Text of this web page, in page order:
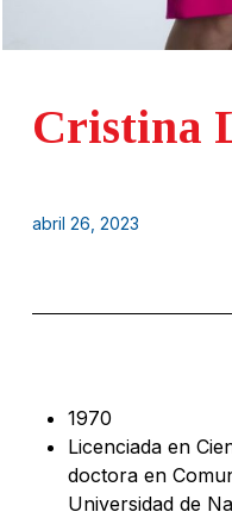
Cristina
abril 26, 2023
1970
Licenciada en
doctora en
Universidad de